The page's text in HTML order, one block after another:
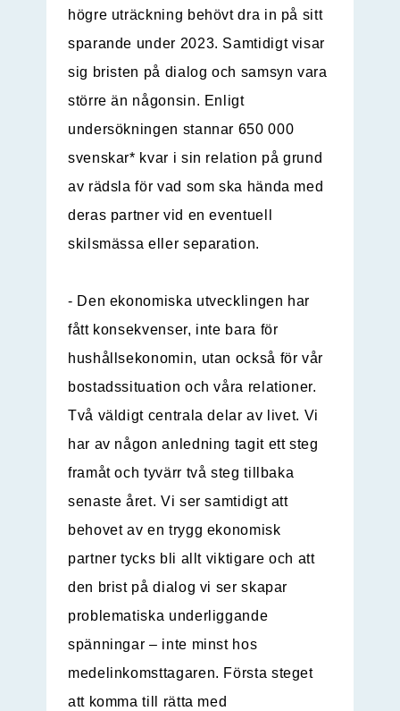
högre uträckning behövt dra in på sitt
sparande under 2023. Samtidigt visar
sig bristen på dialog och samsyn vara
större än någonsin. Enligt
undersökningen stannar 650 000
svenskar* kvar i sin relation på grund
av rädsla för vad som ska hända med
deras partner vid en eventuell
skilsmässa eller separation.
- Den ekonomiska utvecklingen har
fått konsekvenser, inte bara för
hushållsekonomin, utan också för vår
bostadssituation och våra relationer.
Två väldigt centrala delar av livet. Vi
har av någon anledning tagit ett steg
framåt och tyvärr två steg tillbaka
senaste året. Vi ser samtidigt att
behovet av en trygg ekonomisk
partner tycks bli allt viktigare och att
den brist på dialog vi ser skapar
problematiska underliggande
spänningar – inte minst hos
medelinkomsttagaren. Första steget
att komma till rätta med